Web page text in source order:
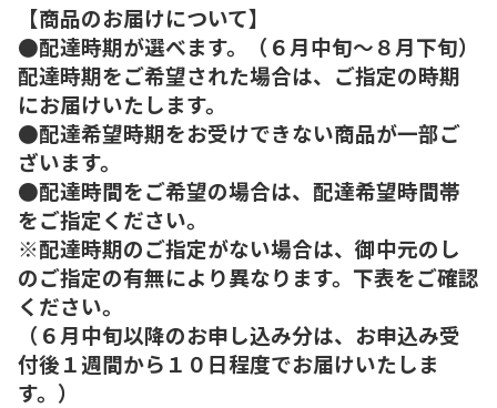
【商品のお届けについて】
●配達時期が選べます。（６月中旬～８月下旬）
配達時期をご希望された場合は、ご指定の時期
にお届けいたします。
●配達希望時期をお受けできない商品が一部ご
ざいます。
●配達時間をご希望の場合は、配達希望時間帯
をご指定ください。
※配達時期のご指定がない場合は、御中元のし
のご指定の有無により異なります。下表をご確認
ください。
（６月中旬以降のお申し込み分は、お申込み受
付後１週間から１０日程度でお届けいたしま
す。）